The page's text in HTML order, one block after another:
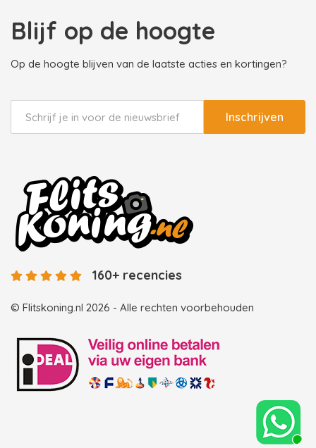
Blijf op de hoogte
Op de hoogte blijven van de laatste acties en kortingen?
Inschrijven
© Flitskoning.nl 2026 - Alle rechten voorbehouden
160+ recencies